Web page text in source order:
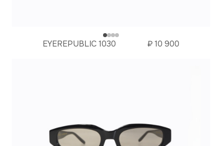
EYEREPUBLIC 1030 ₽10 900